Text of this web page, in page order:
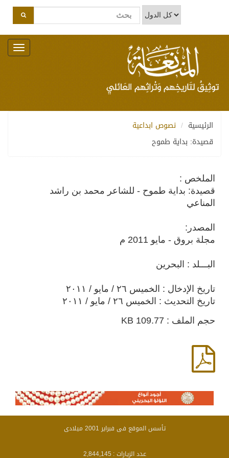
Toggle
navigation
الرئيسية
نصوص ابداعية
قصيدة: بداية طموح
الملخص :
قصيدة: بداية طموح - للشاعر محمد بن راشد
المناعي
المصدر:
مجلة بروق - مايو 2011 م
البـــلد : البحرين
تاريخ الإدخال : الخميس ٢٦ / مايو / ٢٠١١
تاريخ التحديث : الخميس ٢٦ / مايو / ٢٠١١
حجم الملف : 109.77 KB
تأسس الموقع فى فبراير 2001 ميلادى
عدد الزيارات : 2,844,145